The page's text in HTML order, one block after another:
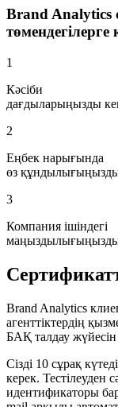
Brand Analytics
төмендегілерге
1
Кәсіби
дағдыларыңызды
2
Еңбек нарығында
өз
3
Компания ішіндегі
маңыздылығыңызды
Brand Analytics
агенттіктердің
БАҚ талдау жүйесін
Сізді 10 сұрақ
керек. Тестілеуден
идентификаторы